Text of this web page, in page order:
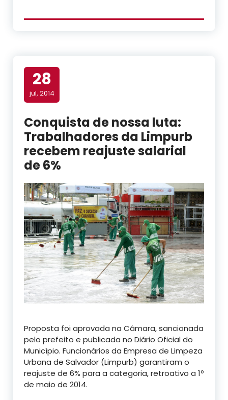
28
jul, 2014
Conquista de nossa luta:
Trabalhadores da Limpurb
recebem reajuste salarial
de 6%
Proposta foi aprovada na Câmara, sancionada
pelo prefeito e publicada no Diário Oficial do
Município. Funcionários da Empresa de Limpeza
Urbana de Salvador (Limpurb) garantiram o
reajuste de 6% para a categoria, retroativo a 1º
de maio de 2014.